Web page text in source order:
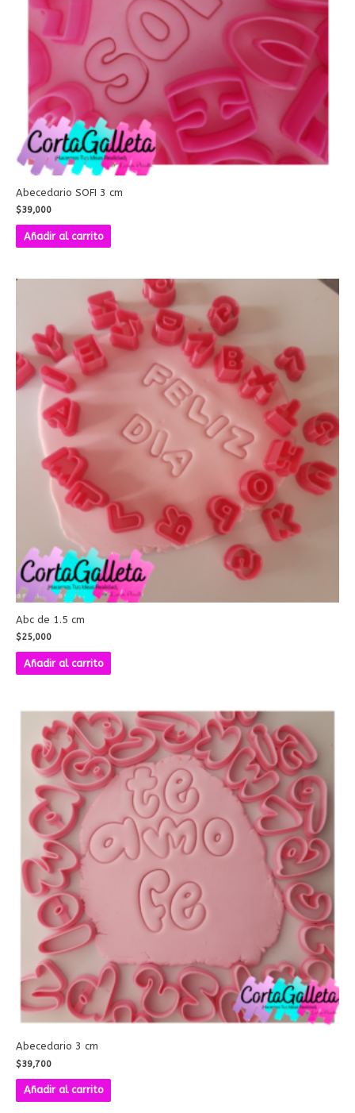
Abecedario SOFI 3 cm
$39,000
Añadir al carrito
Abc de 1.5 cm
$25,000
Añadir al carrito
Abecedario 3 cm
$39,700
Añadir al carrito